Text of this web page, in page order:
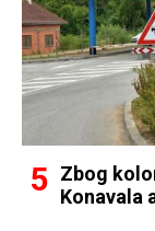
Zbog
Konavala